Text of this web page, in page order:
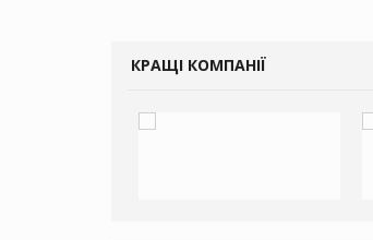
КРАЩІ КОМПАНІЇ